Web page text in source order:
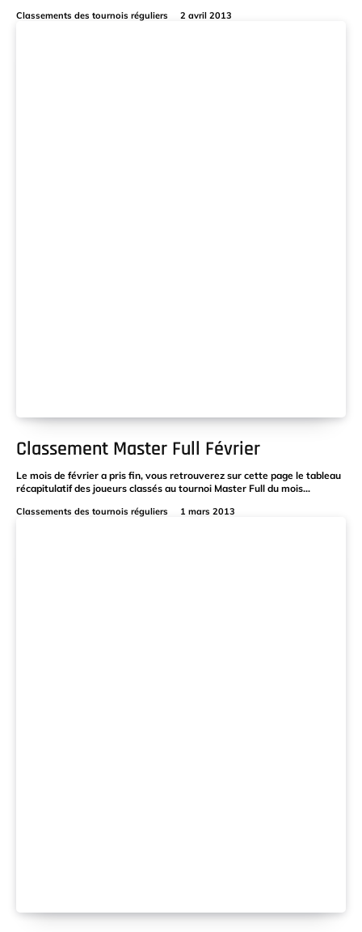
Classements des tournois réguliers 2 avril 2013
Classement Master Full Février
Le mois de février a pris fin, vous retrouverez sur cette page le tableau
récapitulatif des joueurs classés au tournoi Master Full du mois...
Classements des tournois réguliers 1 mars 2013